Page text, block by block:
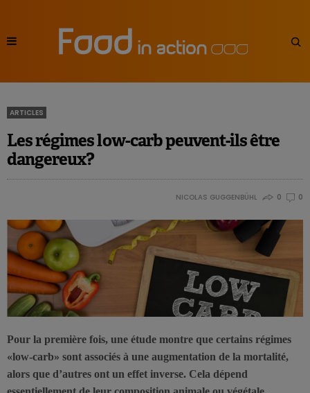
ARTICLES
Les régimes low-carb peuvent-ils être
dangereux?
NICOLAS GUGGENBÜHL 0 0
Pour la première fois, une étude montre que certains régimes
«low-carb» sont associés à une augmentation de la mortalité,
alors que d’autres ont un effet inverse. Cela dépend